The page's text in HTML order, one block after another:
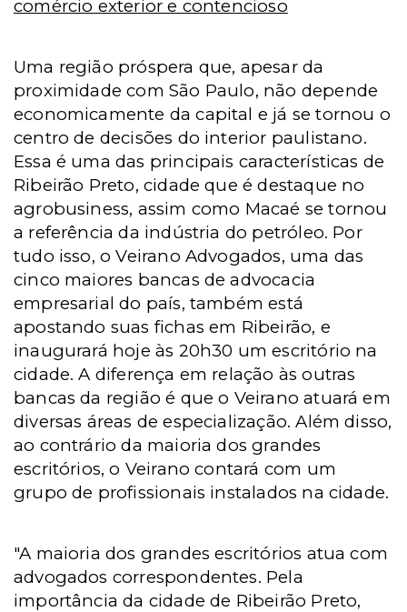
comércio exterior e contencioso
Uma região próspera que, apesar da
proximidade com São Paulo, não depende
economicamente da capital e já se tornou o
centro de decisões do interior paulistano.
Essa é uma das principais características de
Ribeirão Preto, cidade que é destaque no
agrobusiness, assim como Macaé se tornou
a referência da indústria do petróleo. Por
tudo isso, o Veirano Advogados, uma das
cinco maiores bancas de advocacia
empresarial do país, também está
apostando suas fichas em Ribeirão, e
inaugurará hoje às 20h30 um escritório na
cidade. A diferença em relação às outras
bancas da região é que o Veirano atuará em
diversas áreas de especialização. Além disso,
ao contrário da maioria dos grandes
escritórios, o Veirano contará com um
grupo de profissionais instalados na cidade.
"A maioria dos grandes escritórios atua com
advogados correspondentes. Pela
importância da cidade de Ribeirão Preto,